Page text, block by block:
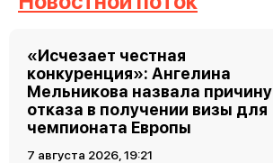
«Исчезает честная
конкуренция»: Ангелина
Мельникова назвала причину
отказа в получении визы для
чемпионата Европы
7 августа 2026, 19:21